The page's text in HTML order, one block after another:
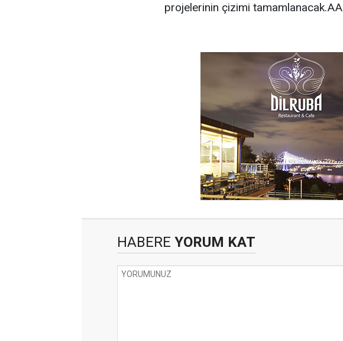
projelerinin çizimi tamamlanacak.AA
HABERE YORUM KAT